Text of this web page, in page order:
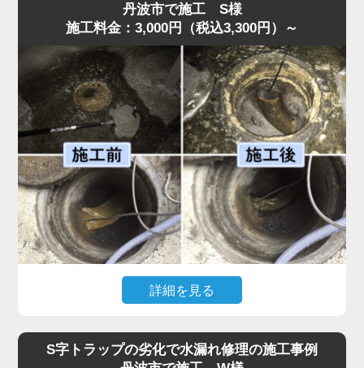
弊社のスタッフが最短即日で伺ったところ、スポンジがS
字トラップ奥まで入り込み、圧縮されて油脂汚れと一体化
して管を完全に塞いでいました。
異物落下は無理に取り出そうとするとさらに奥へ押し込ん
でしまうため、状況に応じて慎重な分解作業が必要です。
今回はトラップを外し、油脂と絡んだスポンジを取り除い
たうえで、内部洗浄を行い再発防止処置も実施。作業は45
分ほどで完了しました。
「明朗会計で安心して依頼できた」とのお声をいただいて
います。異物が落ちた場合は自分で触らず、早めに水道の
達人へご相談ください。
丹波市で施工 S様
施工料金：3,000円（税込3,300円）～
詳細を見る
た」との依頼で水道の達人が急行。調査すると、排水桝の
S字トラップの劣化で水漏れ修理の施工事例